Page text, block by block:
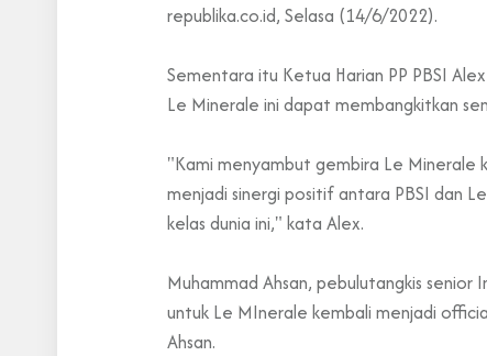
republika.co.id, Selasa (14/6/2022).
Sementara itu Ketua Harian PP PBSI
Le Minerale ini dapat membangkitkan
"Kami menyambut gembira Le Minerale
menjadi sinergi positif antara PBSI dan
kelas dunia ini," kata Alex.
Muhammad Ahsan, pebulutangkis
untuk Le MInerale kembali menjadi
Ahsan.